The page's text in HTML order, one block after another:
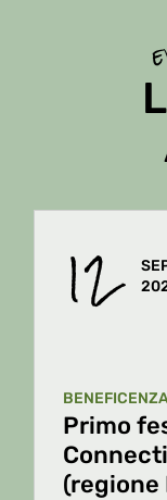
12
Primo
(regione